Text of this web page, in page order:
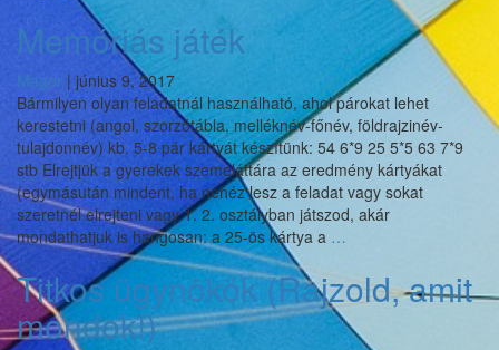
és
verseny)
Memóriás játék
Magor | június 9, 2017
Bármilyen olyan feladatnál használható, ahol párokat lehet
kerestetni (angol, szorzótábla, melléknév-főnév, földrajzinév-
tulajdonnév) kb. 5-8 pár kártyát készítünk: 54 6*9 25 5*5 63 7*9
stb Elrejtjük a gyerekek szemeláttára az eredmény kártyákat
(egymásután mindent, ha nehéz lesz a feladat vagy sokat
szeretnél elrejteni vagy 1. 2. osztályban játszod, akár
mondathatjuk is hangosan: a 25-ös kártya a …
Titkos ügynökök (Rajzold, amit
mondok!)